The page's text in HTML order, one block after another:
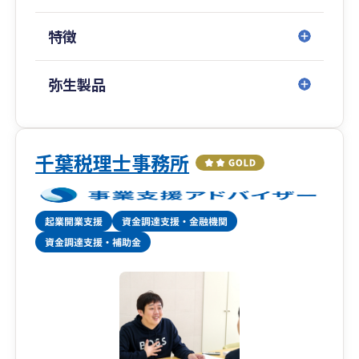
特徴
弥生製品
千葉税理士事務所